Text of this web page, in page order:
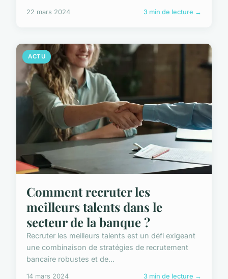
22 mars 2024 3 min de lecture →
ACTU
Comment recruter les
meilleurs talents dans le
secteur de la banque ?
Recruter les meilleurs talents est un défi exigeant
une combinaison de stratégies de recrutement
bancaire robustes et de...
14 mars 2024 3 min de lecture →